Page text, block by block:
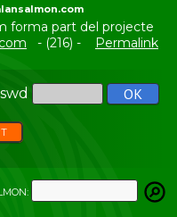
forma part del projecte
- (216) - Permalink